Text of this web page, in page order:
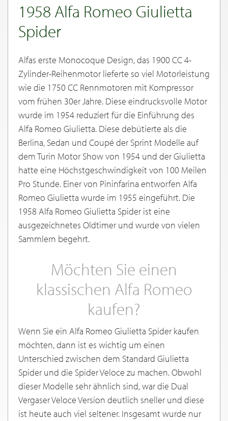
1958 Alfa Romeo Giulietta
Spider
Alfas erste Monocoque Design, das 1900 CC 4-
Zylinder-Reihenmotor lieferte so viel Motorleistung
wie die 1750 CC Rennmotoren mit Kompressor
vom frühen 30er Jahre. Diese eindrucksvolle Motor
wurde im 1954 reduziert für die Einführung des
Alfa Romeo Giulietta. Diese debütierte als die
Berlina, Sedan und Coupé der Sprint Modelle auf
dem Turin Motor Show von 1954 und der Giulietta
hatte eine Höchstgeschwindigkeit von 100 Meilen
Pro Stunde. Einer von Pininfarina entworfen Alfa
Romeo Giulietta wurde im 1955 eingeführt. Die
1958 Alfa Romeo Giulietta Spider ist eine
ausgezeichnetes Oldtimer und wurde von vielen
Sammlern begehrt.
Möchten Sie einen
klassischen Alfa Romeo
kaufen?
Wenn Sie ein Alfa Romeo Giulietta Spider kaufen
möchten, dann ist es wichtig um einen
Unterschied zwischen dem Standard Giulietta
Spider und die Spider Veloce zu machen. Obwohl
dieser Modelle sehr ähnlich sind, war die Dual
Vergaser Veloce Version deutlich sneller und diese
ist heute auch viel seltener. Insgesamt wurde nur